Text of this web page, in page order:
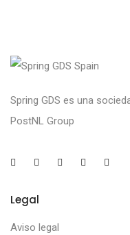
Spring GDS es una
PostNL Group
Legal
Aviso legal